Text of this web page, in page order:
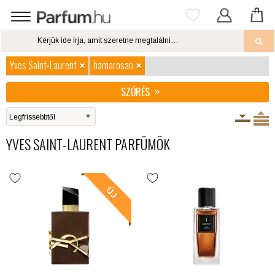
Yves Saint-Laurent
hamarosan
SZŰRÉS
YVES SAINT-LAURENT PARFÜMÖK